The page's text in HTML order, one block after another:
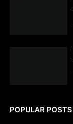
POPULAR POSTS